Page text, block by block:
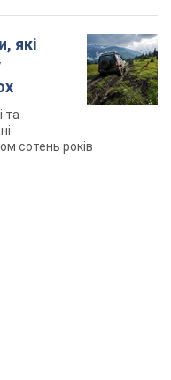
які
та
сотень років